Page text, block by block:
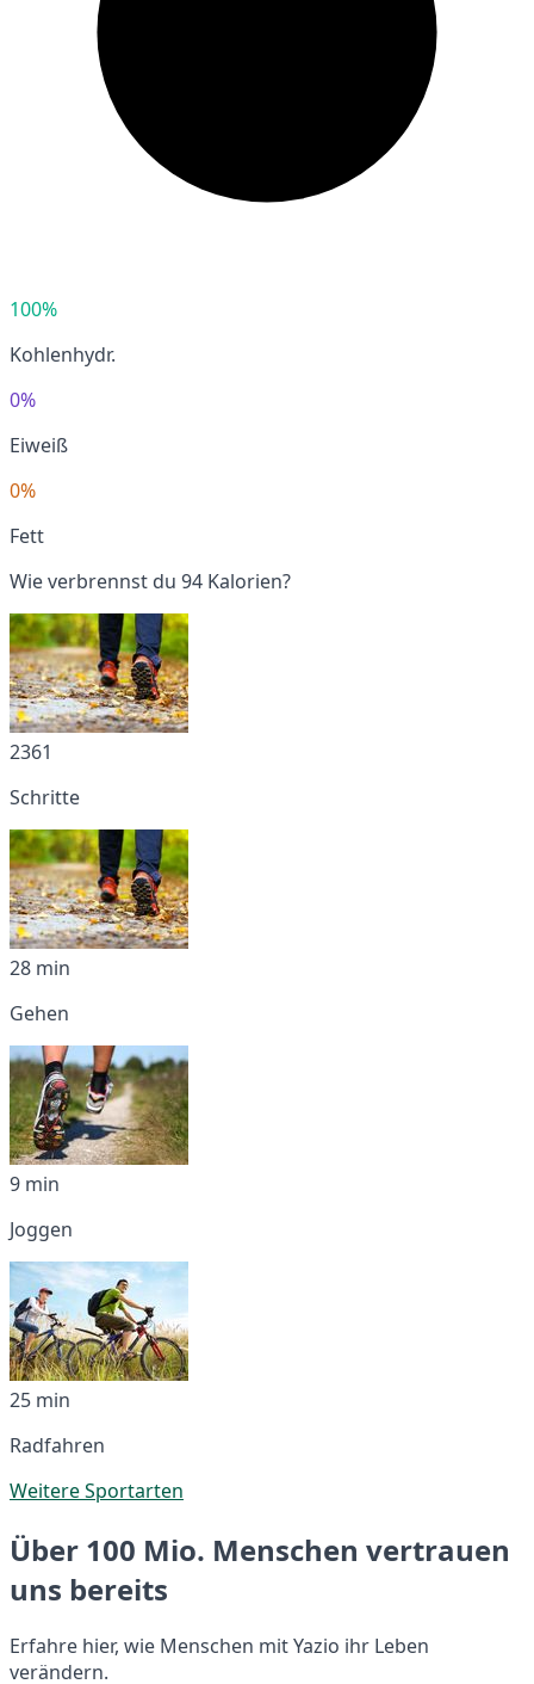
100%
Kohlenhydr.
0%
Eiweiß
0%
Fett
Wie verbrennst du 94 Kalorien?
2361
Schritte
28 min
Gehen
9 min
Joggen
25 min
Radfahren
Weitere Sportarten
Über 100 Mio. Menschen vertrauen
uns bereits
Erfahre hier, wie Menschen mit Yazio ihr Leben
verändern.